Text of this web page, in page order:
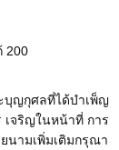
200
บุญกุศลที่ได้บำเพ็ญ
จริญในหน้าที่ การ
นามเพิ่มเติมกรุณา